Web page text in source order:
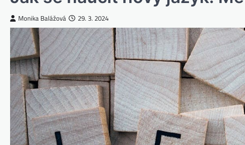
Monika Balážová 29. 3. 2024